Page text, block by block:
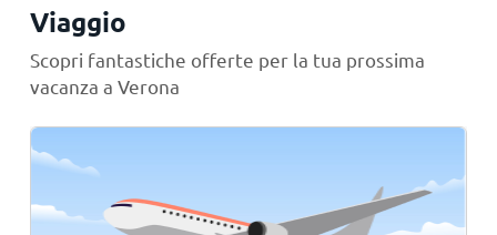
Viaggio
Scopri fantastiche offerte per la tua prossima
vacanza a Verona